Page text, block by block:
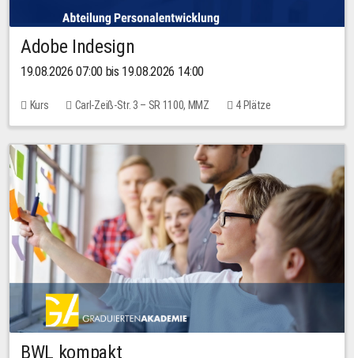
Adobe Indesign
19.08.2026 07:00 bis 19.08.2026 14:00
Kurs Carl-Zeiß-Str. 3 – SR 1100, MMZ 4 Plätze
BWL kompakt